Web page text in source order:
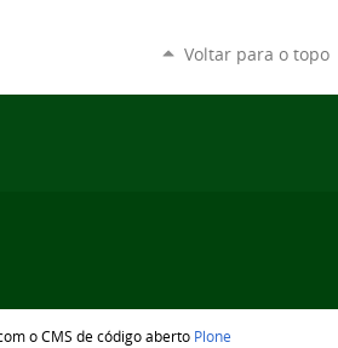
Voltar para o topo
o CMS de código aberto Plone